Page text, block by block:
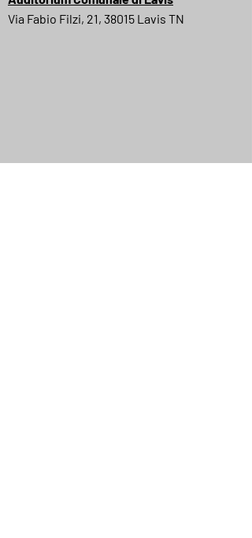
Via Fabio Filzi, 21, 38015 Lavis TN